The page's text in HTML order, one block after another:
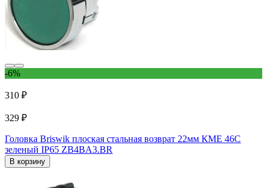
-6%
310 ₽
329 ₽
Головка Briswik плоская стальная возврат 22мм КМЕ 46С
зеленый IP65 ZB4BA3.BR
В корзину